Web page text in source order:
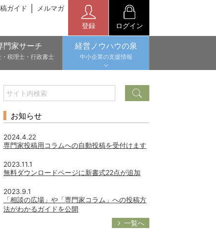
ガイド メルマガ
登録 ログイン
門家サーチ
・税理士・行政書士
経営ノウハウの泉
中小企業の支援情報
お知らせ
2024.4.22
専門家投稿用コラムへの自動投稿を受付けます
2023.11.1
無料ダウンロードページに新書式22点が追加
2023.9.1
「相談の広場」や「専門家コラム」への投稿方
法がわかるガイドを公開
一覧へ